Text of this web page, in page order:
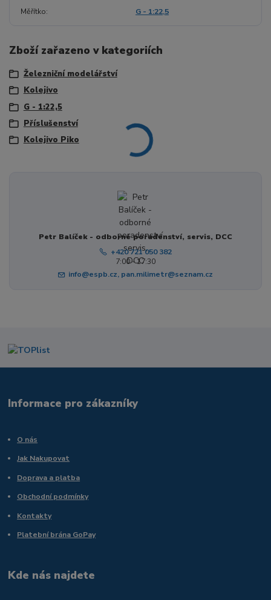
Měřítko G - 1:22,5
Zboží zařazeno v kategoriích
Železniční modelářství
Kolejivo
G - 1:22,5
Příslušenství
Kolejivo Piko
Petr Balíček - odborné poradenství, servis, DCC
+420 721 050 382
7:00 - 17:30
info@espb.cz, pan.milimetr@seznam.cz
Informace pro zákazníky
O nás
Jak Nakupovat
Doprava a platba
Obchodní podmínky
Kontakty
Platební brána GoPay
Kde nás najdete